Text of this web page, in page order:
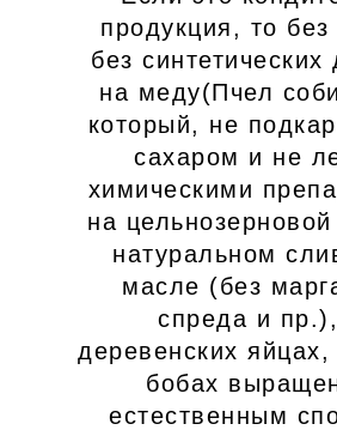
продукция, то без
без синтетических
на меду(Пчел
который, не
сахаром и не
химическими
на
натуральном
масле (без
спреда и
деревенских яйцах,
бобах
естественным